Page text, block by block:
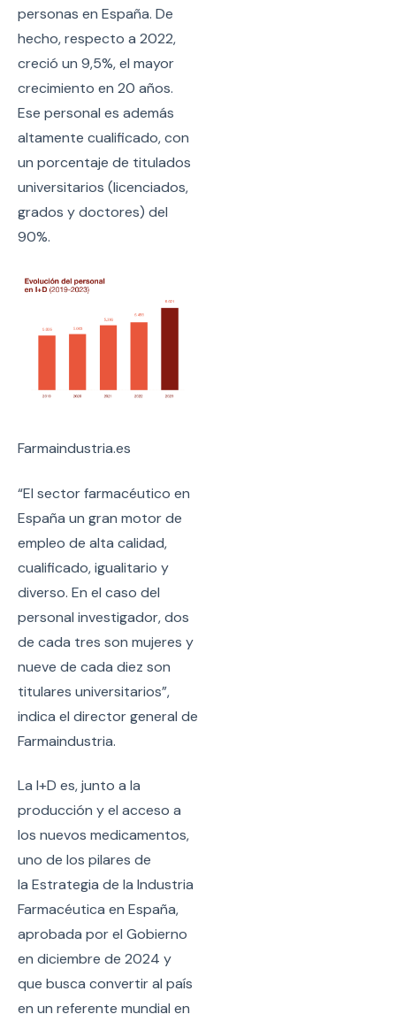
personas en España. De
hecho, respecto a 2022,
creció un 9,5%, el mayor
crecimiento en 20 años.
Ese personal es además
altamente cualificado, con
un porcentaje de titulados
universitarios (licenciados,
grados y doctores) del
90%.
Farmaindustria.es
“El sector farmacéutico en
España un gran motor de
empleo de alta calidad,
cualificado, igualitario y
diverso. En el caso del
personal investigador, dos
de cada tres son mujeres y
nueve de cada diez son
titulares universitarios”,
indica el director general de
Farmaindustria.
La I+D es, junto a la
producción y el acceso a
los nuevos medicamentos,
uno de los pilares de
la Estrategia de la Industria
Farmacéutica en España,
aprobada por el Gobierno
en diciembre de 2024 y
que busca convertir al país
en un referente mundial en